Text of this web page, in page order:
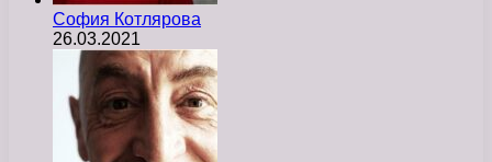
София Котлярова
26.03.2021